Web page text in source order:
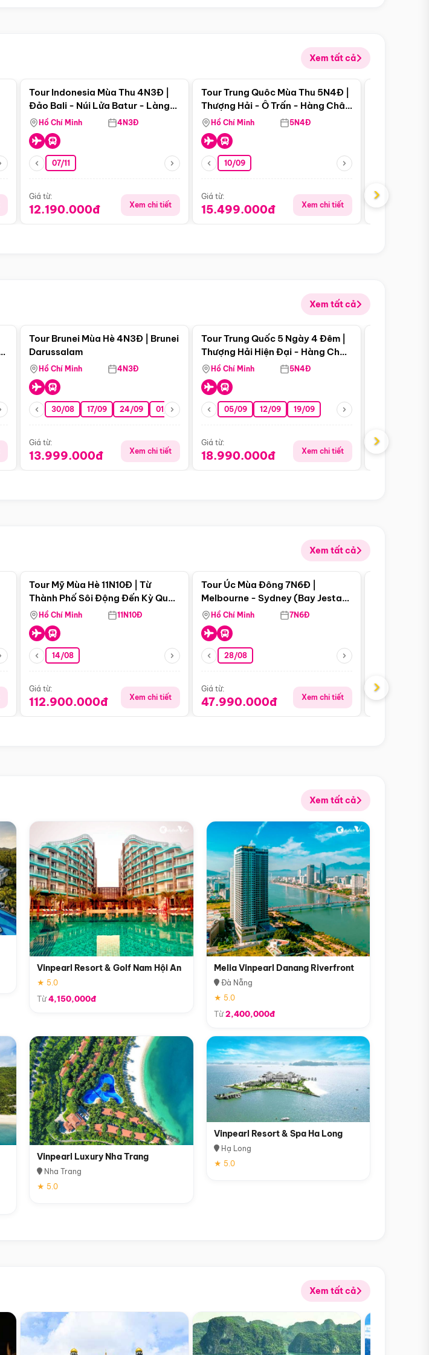
Xem tất cả
Tour Indonesia Mùa Thu 4N3Đ |
Đảo Bali - Núi Lửa Batur - Làng
Penglipuran
Hồ Chí Minh 4N3Đ
07/11
Giá từ:
12.190.000đ Xem chi tiết
Điểm nổi bật
Tour Trung Quôc Mùa Thu 5N4Đ |
Thượng Hải - Ô Trấn - Hàng Châu
(Tour Không Shopping)
Hồ Chí Minh 5N4Đ
10/09
Giá từ:
15.499.000đ Xem chi tiết
Giá từ:
›
Xem tất cả
Tour Brunei Mùa Hè 4N3Đ | Brunei
Darussalam
Hồ Chí Minh 4N3Đ
30/08 17/09 24/09 01/10 15/10 29/10
Giá từ:
13.999.000đ Xem chi tiết
Điểm nổi bật
Tour Trung Quốc 5 Ngày 4 Đêm |
Thượng Hải Hiện Đại - Hàng Châu
Nên Thơ - Ô Trấn Cổ Kính
Hồ Chí Minh 5N4Đ
05/09 12/09 19/09
Giá từ:
18.990.000đ Xem chi tiết
Giá từ:
›
Xem tất cả
Tour Mỹ Mùa Hè 11N10Đ | Từ
Thành Phố Sôi Động Đến Kỳ Quan
Thiên Nhiên Mỹ
Hồ Chí Minh 11N10Đ
14/08
Giá từ:
112.900.000đ Xem chi tiết
Điểm nổi bật
Tour Úc Mùa Đông 7N6Đ |
Melbourne - Sydney (Bay Jestar
Airways)
Hồ Chí Minh 7N6Đ
28/08
Giá từ:
47.990.000đ Xem chi tiết
Giá từ:
›
Xem tất cả
Vinpearl Resort & Golf Nam Hội An
★ 5.0
Từ4,150,000đ
Melia Vinpearl Danang Riverfront
Đà Nẵng
★ 5.0
Từ2,400,000đ
Vinpearl Luxury Nha Trang
Nha Trang
★ 5.0
Vinpearl Resort & Spa Ha Long
Hạ Long
★ 5.0
Xem tất cả